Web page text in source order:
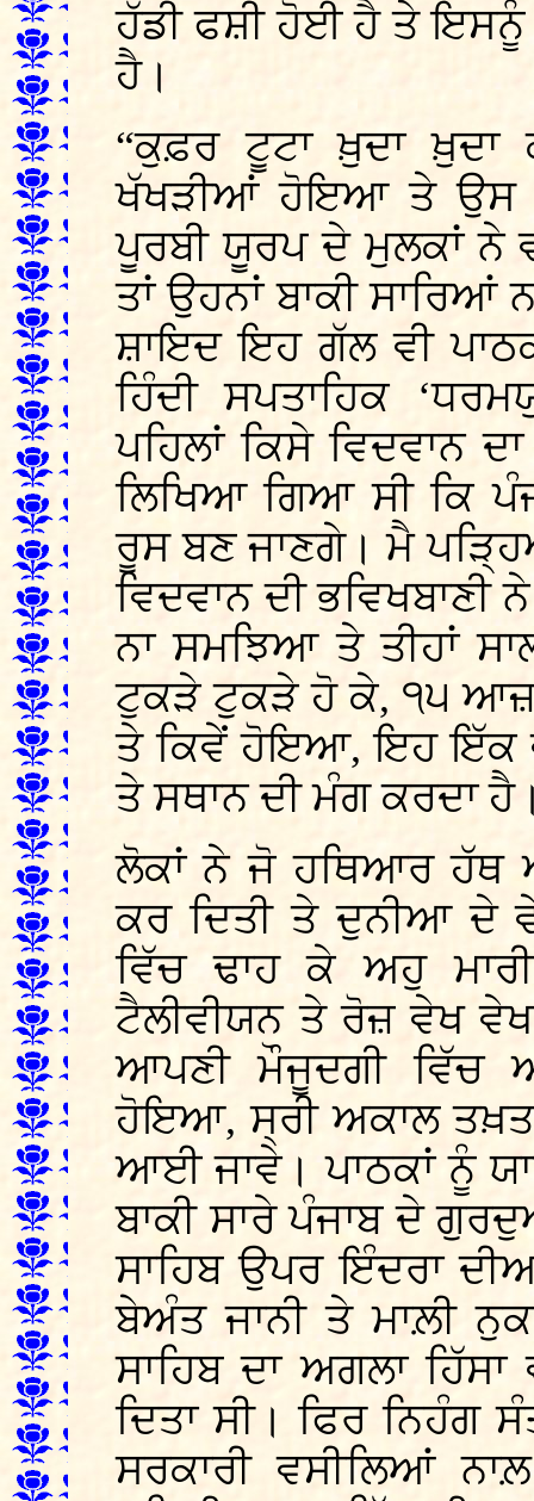
ਹੱਡੀ ਫਸ਼ੀ ਹੋਈ ਹੈ ਤੇ ਇਸਨੂੰ
ਹੈ।
“ਕੁਫ਼ਰ ਟੂਟਾ ਖ਼ੁਦਾ
ਖੱਖੜੀਆਂ ਹੋਇਆ ਤੇ ਉਸ
ਪੂਰਬੀ ਯੂਰਪ ਦੇ ਮੁਲਕਾਂ ਨੇ
ਤਾਂ ਉਹਨਾਂ ਬਾਕੀ
ਸ਼ਾਇਦ ਇਹ ਗੱਲ ਵੀ
ਹਿੰਦੀ ਸਪਤਾਹਿਕ
ਪਹਿਲਾਂ ਕਿਸੇ ਵਿਦਵਾਨ
ਲਿਖਿਆ ਗਿਆ ਸੀ ਕਿ
ਰੂਸ ਬਣ ਜਾਣਗੇ। ਮੈ
ਵਿਦਵਾਨ ਦੀ ਭਵਿਖਬਾਣੀ
ਨਾ ਸਮਝਿਆ ਤੇ ਤੀਹਾਂ
ਟੁਕੜੇ ਟੁਕੜੇ ਹੋ ਕੇ, ੧੫
ਤੇ ਕਿਵੇਂ ਹੋਇਆ, ਇਹ ਇੱਕ
ਤੇ ਸਥਾਨ ਦੀ ਮੰਗ ਕਰਦਾ
ਲੋਕਾਂ ਨੇ ਜੋ ਹਥਿਆਰ
ਕਰ ਦਿਤੀ ਤੇ ਦੁਨੀਆ ਦੇ
ਵਿੱਚ ਢਾਹ ਕੇ ਅਹੁ
ਟੈਲੀਵੀਯਨ ਤੇ ਰੋਜ਼ ਵੇਖ
ਆਪਣੀ ਮੌਜੂਦਗੀ ਵਿੱਚ
ਹੋਇਆ, ਸ੍ਰੀ ਅਕਾਲ ਤਖ਼ਤ
ਆਈ ਜਾਵੇ। ਪਾਠਕਾਂ ਨੂੰ
ਬਾਕੀ ਸਾਰੇ ਪੰਜਾਬ ਦੇ
ਸਾਹਿਬ ਉਪਰ ਇੰਦਰਾ
ਬੇਅੰਤ ਜਾਨੀ ਤੇ ਮਾਲ਼ੀ
ਸਾਹਿਬ ਦਾ ਅਗਲਾ
ਦਿਤਾ ਸੀ। ਫਿਰ ਨਿਹੰਗ
ਸਰਕਾਰੀ ਵਸੀਲਿਆਂ